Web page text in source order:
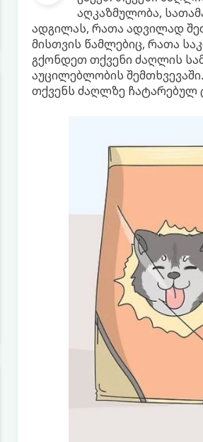
აღკაზმულობა,
ადგილას, რათა ადვილად
მისთვის წამლებიც, რათა
გქონდეთ თქვენი ძაღლის
აუცილებლობის
თქვენს ძაღლზე ჩატარებულ